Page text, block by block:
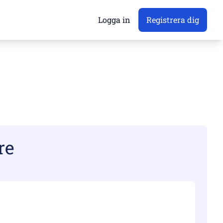
Logga in Registrera dig